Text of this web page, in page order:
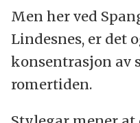
Men her ved
Lindesnes, er det
konsentrasjon av
romertiden.